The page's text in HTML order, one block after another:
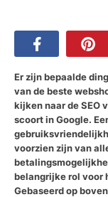
Er zijn bepaalde
van de beste
kijken naar de SEO
scoort in Google.
voorzien zijn van
belangrijke rol voor
Gebaseerd op